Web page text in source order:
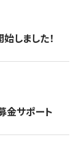
しました！
金サポート